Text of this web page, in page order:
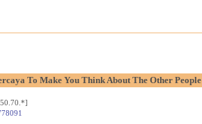
To Make You Think About The Other People